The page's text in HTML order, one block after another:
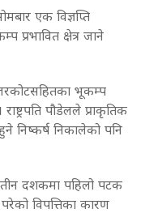
एक विज्ञप्ति
क्षेत्र जाने
भूकम्प
पौडेलले प्राकृतिक
निष्कर्ष निकालेको पनि
तीन दशकमा पहिलो पटक
विपत्तिका कारण